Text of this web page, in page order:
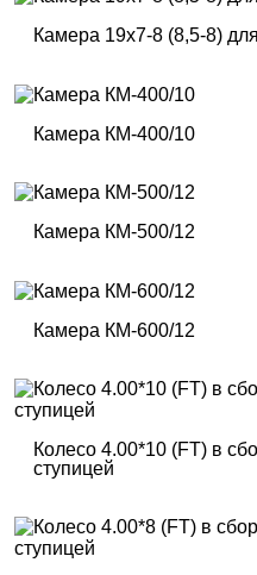
Камера 19х7-8 (8,5-8)
Камера КM-400/10
Камера КM-500/12
Камера КM-600/12
Колесо 4.00*10 (FT) в
ступицей